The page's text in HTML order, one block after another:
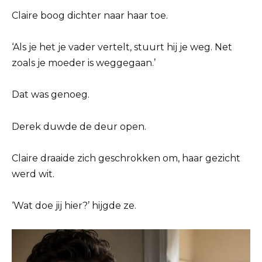
Claire boog dichter naar haar toe.
‘Als je het je vader vertelt, stuurt hij je weg. Net
zoals je moeder is weggegaan.’
Dat was genoeg.
Derek duwde de deur open.
Claire draaide zich geschrokken om, haar gezicht
werd wit.
‘Wat doe jij hier?’ hijgde ze.